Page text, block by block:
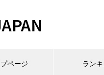
プページ ラン